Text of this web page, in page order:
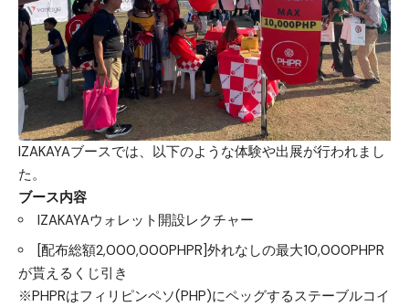
IZAKAYAブースでは、以下のような体験や出展が行われまし
た。
ブース内容
IZAKAYAウォレット開設レクチャー
[配布総額2,000,000PHPR]外れなしの最大10,000PHPR
が貰えるくじ引き
※PHPRはフィリピンペソ(PHP)にペッグするステーブルコイ